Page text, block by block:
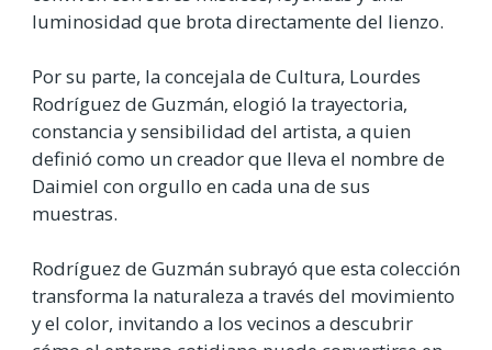
luminosidad que brota directamente del lienzo.
Por su parte, la concejala de Cultura, Lourdes
Rodríguez de Guzmán, elogió la trayectoria,
constancia y sensibilidad del artista, a quien
definió como un creador que lleva el nombre de
Daimiel con orgullo en cada una de sus
muestras.
Rodríguez de Guzmán subrayó que esta colección
transforma la naturaleza a través del movimiento
y el color, invitando a los vecinos a descubrir